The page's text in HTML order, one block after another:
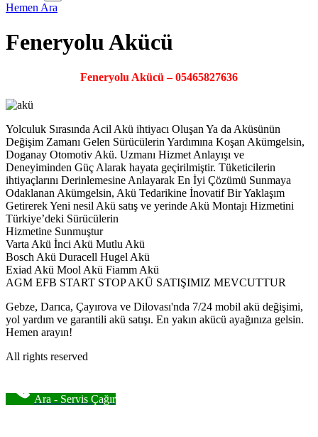
Hemen Ara
Feneryolu Akücü
Feneryolu Akücü – 05465827636
Yolculuk Sırasında Acil Akü ihtiyacı Oluşan Ya da Aküsünün
Değişim Zamanı Gelen Sürücülerin Yardımına Koşan Akümgelsin,
Doganay Otomotiv Akü. Uzmanı Hizmet Anlayışı ve
Deneyiminden Güç Alarak hayata geçirilmiştir. Tüketicilerin
ihtiyaçlarını Derinlemesine Anlayarak En İyi Çözümü Sunmaya
Odaklanan Akümgelsin, Akü Tedarikine İnovatif Bir Yaklaşım
Getirerek Yeni nesil Akü satış ve yerinde Akü Montajı Hizmetini
Türkiye’deki Sürücülerin
Hizmetine Sunmuştur
Varta Akü İnci Akü Mutlu Akü
Bosch Akü Duracell Hugel Akü
Exiad Akü Mool Akü Fiamm Akü
AGM EFB START STOP AKÜ SATIŞIMIZ MEVCUTTUR
Gebze, Darıca, Çayırova ve Dilovası'nda 7/24 mobil akü değişimi,
yol yardım ve garantili akü satışı. En yakın akücü ayağınıza gelsin.
Hemen arayın!
All rights reserved
Ara - Servis Çağır